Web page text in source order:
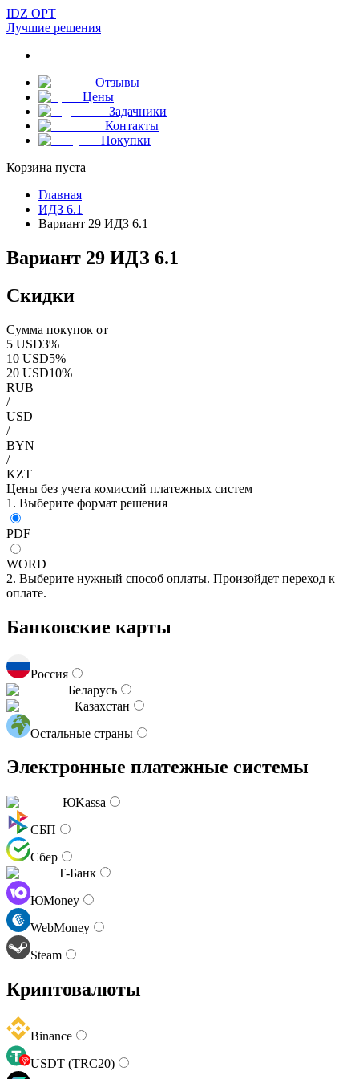
IDZ OPT
Лучшие решения
Отзывы
Цены
Задачники
Контакты
Покупки
Корзина пуста
Главная
ИДЗ 6.1
Вариант 29 ИДЗ 6.1
Вариант 29 ИДЗ 6.1
Скидки
Сумма покупок от
5 USD3%
10 USD5%
20 USD10%
RUB
/
USD
/
BYN
/
KZT
Цены без учета комиссий платежных систем
1. Выберите формат решения
PDF
WORD
2. Выберите нужный способ оплаты. Произойдет переход к
оплате.
Банковские карты
Россия
Беларусь
Казахстан
Остальные страны
Электронные платежные системы
ЮKassa
СБП
Сбер
Т-Банк
ЮMoney
WebMoney
Steam
Криптовалюты
Binance
USDT (TRC20)